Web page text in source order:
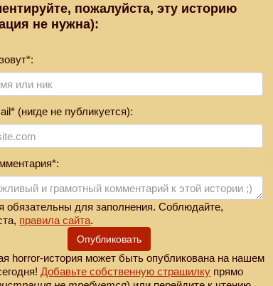
пожалуйста, эту историю
не нужна):
(нигде не публикуется):
обязательны для заполнения. Соблюдайте,
правила сайта.
Опубликовать
horror-история может быть опубликована на нашем
Добавьте собственную страшилку прямо